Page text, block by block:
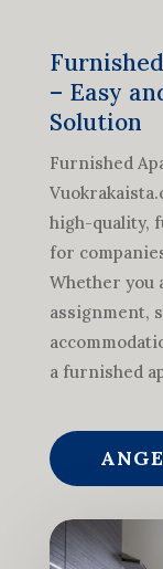
– Easy
Solution
Furnished
high-quality,
for
Whether you
assignment,
a furnished